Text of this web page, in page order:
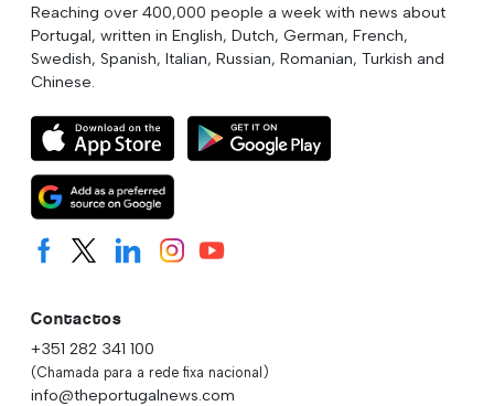
Reaching over 400,000 people a week with news about
Portugal, written in English, Dutch, German, French,
Swedish, Spanish, Italian, Russian, Romanian, Turkish and
Chinese.
Contactos
+351 282 341 100
(Chamada para a rede fixa nacional)
info@theportugalnews.com